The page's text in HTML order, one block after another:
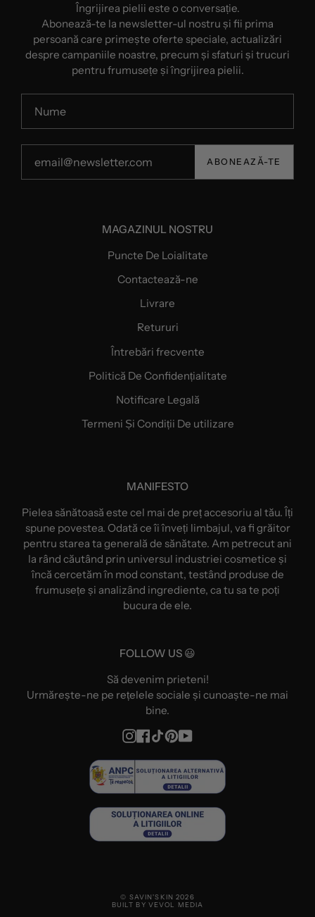
Îngrijirea pielii este o conversație.
Abonează-te la newsletter-ul nostru și fii prima
persoană care primește oferte speciale, actualizări
despre campaniile noastre, precum și sfaturi și trucuri
pentru frumusețe și îngrijirea pielii.
ABONEAZĂ-TE
MAGAZINUL NOSTRU
Puncte De Loialitate
Contactează-ne
Livrare
Retururi
Întrebări frecvente
Politică De Confidențialitate
Notificare Legală
Termeni Și Condiții De utilizare
MANIFESTO
Pielea sănătoasă este cel mai de preț accesoriu al tău. Îți
spune povestea. Odată ce îi înveți limbajul, va fi grăitor
pentru starea ta generală de sănătate. Am petrecut ani
la rând căutând prin universul industriei cosmetice și
încă cercetăm în mod constant, testând produse de
frumusețe și analizând ingrediente, ca tu sa te poți
bucura de ele.
FOLLOW US 😃
Să devenim prieteni!
Urmărește-ne pe rețelele sociale și cunoaște-ne mai
bine.
Instagram
Facebook
TikTokPinterest
YouTube
© SAVIN'SKIN 2026
BUILT BY VEVOL MEDIA